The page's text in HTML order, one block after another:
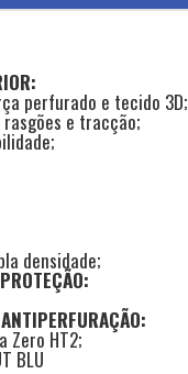
perfurado e tecido 3D;
e tracção;
densidade;
Zero HT2;
BLU